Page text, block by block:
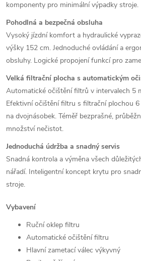
komponenty pro minimální výpadky stroje.
Pohodlná a bezpečná obsluha
Vysoký jízdní komfort a hydraulické
výšky 152 cm. Jednoduché ovládání a
obsluhy. Logické propojení funkcí pro
Velká filtrační plocha s automatickým
Automatické očištění filtrů v intervalech 5
Efektivní očištění filtru s filtrační plochou
na dvojnásobek. Téměř bezprašné,
množství nečistot.
Jednoduchá údržba a snadný servis
Snadná kontrola a výměna všech
nářadí. Inteligentní koncept krytu pro
stroje.
Vybavení
Ruční oklep filtru
Automatické očištění filtru
Hlavní zametací válec výkyvný